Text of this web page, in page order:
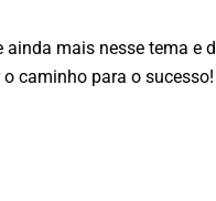
ainda mais nesse tema
caminho para o